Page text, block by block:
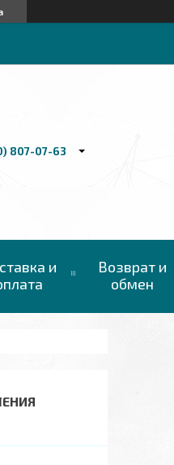
807-07-63
и
Возврат и
обмен